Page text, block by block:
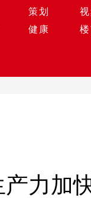
策划
健康
力加